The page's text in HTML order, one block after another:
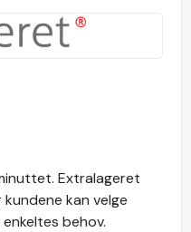
Extralageret
kan velge
behov.